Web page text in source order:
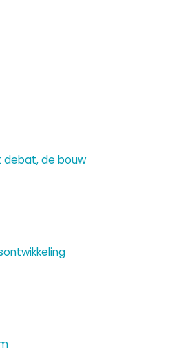
debat, de bouw